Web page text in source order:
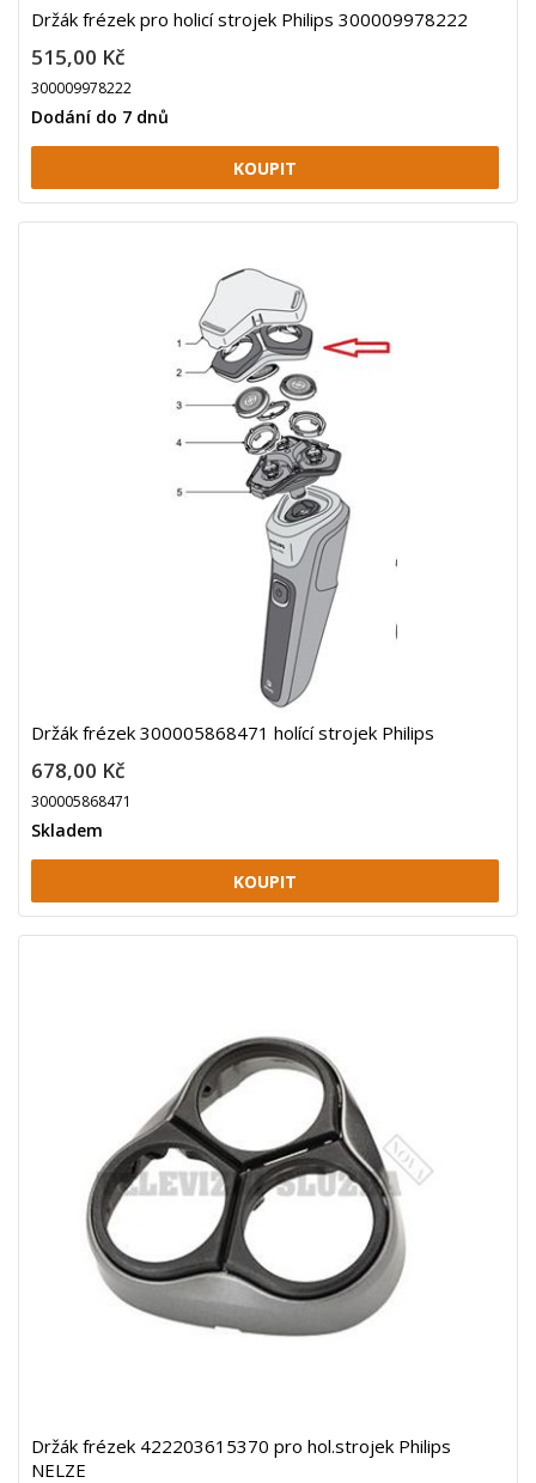
Držák frézek pro holicí strojek Philips 300009978222
515,00 Kč
300009978222
Dodání do 7 dnů
Držák frézek 300005868471 holící strojek Philips
678,00 Kč
300005868471
Skladem
Držák frézek 422203615370 pro hol.strojek Philips
NELZE